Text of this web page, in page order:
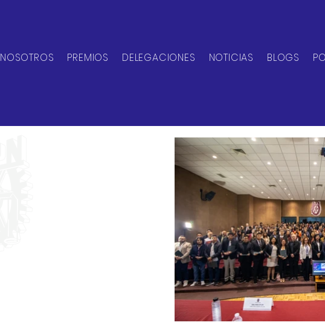
NOSOTROS PREMIOS DELEGACIONES NOTICIAS BLOGS